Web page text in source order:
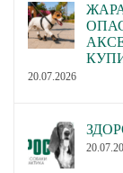
20.07.2026